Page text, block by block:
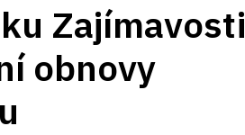
Zajímavosti
obnovy